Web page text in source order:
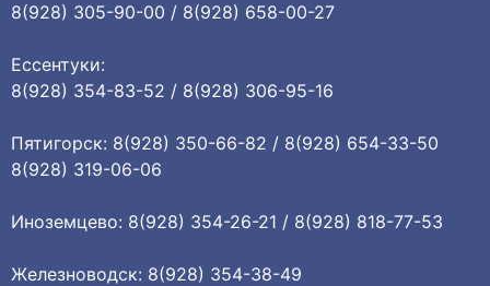
8(928) 305-90-00 / 8(928) 658-00-27
Ессентуки:
8(928) 354-83-52 / 8(928) 306-95-16
Пятигорск: 8(928) 350-66-82 / 8(928) 654-33-50
8(928) 319-06-06
Иноземцево: 8(928) 354-26-21 / 8(928) 818-77-53
Железноводск: 8(928) 354-38-49